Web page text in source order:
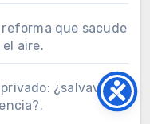
reforma que sacude
aire.
¿salvavidas